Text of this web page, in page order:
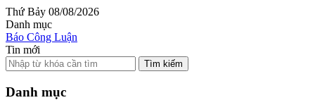
Thứ Bảy 08/08/2026
Danh mục
Báo Công Luận
Tin mới
Tìm kiếm
Danh mục